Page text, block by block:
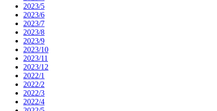
2023/5
2023/6
2023/7
2023/8
2023/9
2023/10
2023/11
2023/12
2022/1
2022/2
2022/3
2022/4